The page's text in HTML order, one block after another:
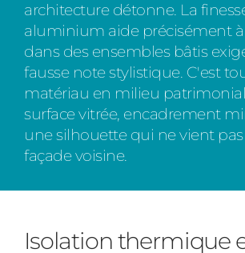
architecture détonne. La
aluminium aide précisément
dans des ensembles bâtis
fausse note stylistique. C'est
matériau en milieu
surface vitrée, encadrement
une silhouette qui ne vient
façade voisine.
Isolation thermique